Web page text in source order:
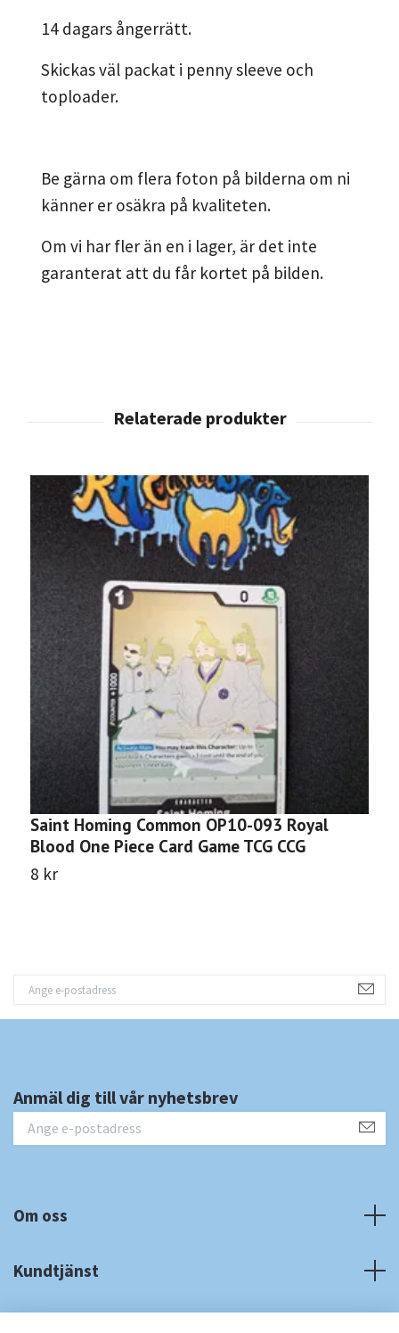
14 dagars ångerrätt.
Skickas väl packat i penny sleeve och
toploader.
Be gärna om flera foton på bilderna om ni
känner er osäkra på kvaliteten.
Om vi har fler än en i lager, är det inte
garanterat att du får kortet på bilden.
Saint Homing Common OP10-093 Royal
Blood One Piece Card Game TCG CCG
8 kr
Anmäl dig till vår nyhetsbrev
Om oss
Kundtjänst